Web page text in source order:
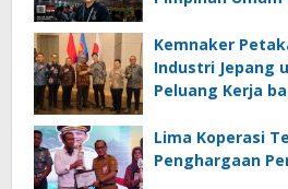
Kemnaker
Industri Jepang
Peluang Kerja
Lima Koperasi
Penghargaan